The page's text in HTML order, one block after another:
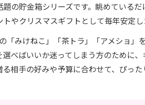
の貯金箱シリーズです。眺めている
やクリスマスギフトとして毎年安定し
みけねこ」「茶トラ」「アメショ」
べばいいか迷ってしまう方のために
相手の好みや予算に合わせて、ぴった